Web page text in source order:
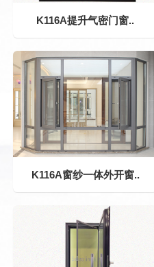
K116A提升气密门窗..
K116A窗纱一体外开窗..